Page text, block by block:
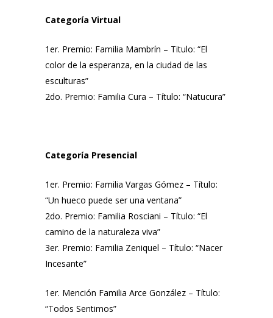
Categoría Virtual
1er. Premio: Familia Mambrín – Titulo: “El
color de la esperanza, en la ciudad de las
esculturas”
2do. Premio: Familia Cura – Título: “Natucura”
Categoría Presencial
1er. Premio: Familia Vargas Gómez – Título:
“Un hueco puede ser una ventana”
2do. Premio: Familia Rosciani – Título: “El
camino de la naturaleza viva”
3er. Premio: Familia Zeniquel – Título: “Nacer
Incesante”
1er. Mención Familia Arce González – Título:
“Todos Sentimos”